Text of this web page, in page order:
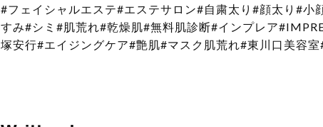
#フェイシャルエステ#エステサロン#自粛太り#顔太り#小
すみ#シミ#肌荒れ#乾燥肌#無料肌診断#インプレア
塚安行#エイジングケア#艶肌#マスク肌荒れ#東川口美容